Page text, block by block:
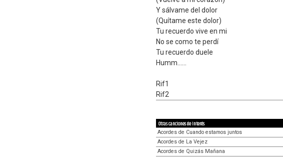
Y sálvame del dolor
(Quítame este dolor)
Tu recuerdo vive en mi
No se como te perdí
Tu recuerdo duele
Humm......
Rif1
Rif2
Otras canciones de interés
Acordes de Cuando estamos juntos
Acordes de La Vejez
Acordes de Quizás Mañana